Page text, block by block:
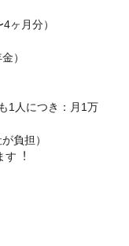
ヶ月分）
）
1人につき：月1万
負担）
す︕